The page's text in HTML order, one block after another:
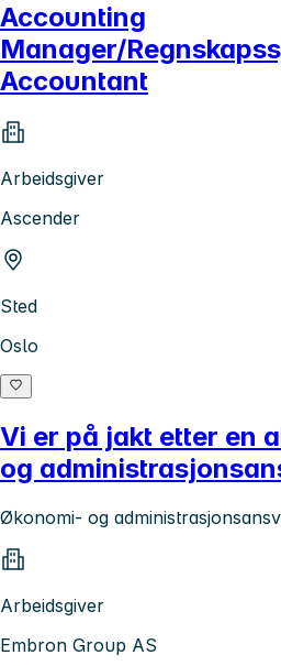
Accounting
Manager/
Accountant
Arbeidsgiver
Ascender
Sted
Oslo
Vi er på jakt etter en
og
Økonomi- og
Arbeidsgiver
Embron Group AS